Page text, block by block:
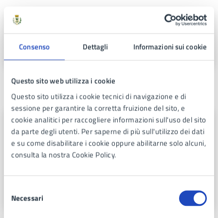
Consenso Dettagli Informazioni sui cookie
Questo sito web utilizza i cookie
Questo sito utilizza i cookie tecnici di navigazione e di
sessione per garantire la corretta fruizione del sito, e
cookie analitici per raccogliere informazioni sull'uso del sito
da parte degli utenti. Per saperne di più sull'utilizzo dei dati
e su come disabilitare i cookie oppure abilitarne solo alcuni,
consulta la nostra Cookie Policy.
delNecessari
Ufficio Anagrafe, AIRE
Contatti
Ufficio Anagrafe, AIRE
Telefono:0815769460 - Sportelli
Telefono:081 576 94 52 - Ufficio Cambi Residenza